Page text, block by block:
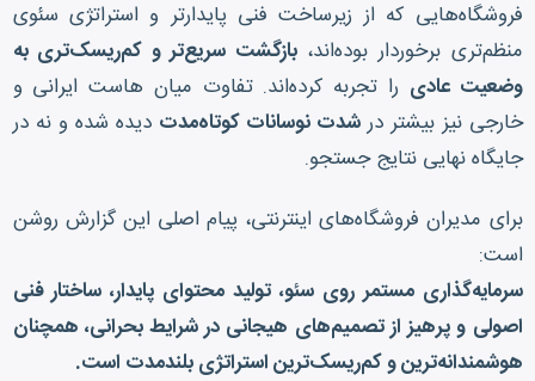
فروشگاه‌هایی که از زیرساخت فنی پایدارتر و استراتژی سئوی
منظم‌تری برخوردار بوده‌اند،بازگشت سریع‌تر و کم‌ریسک‌تری به
وضعیت عادی را تجربه کرده‌اند. تفاوت میان هاست ایرانی و
خارجی نیز بیشتر درشدت نوسانات کوتاه‌مدت دیده شده و نه در
جایگاه نهایی نتایج جستجو.
برای مدیران فروشگاه‌های اینترنتی، پیام اصلی این گزارش روشن
است:
سرمایه‌گذاری مستمر روی سئو، تولید محتوای پایدار، ساختار فنی
اصولی و پرهیز از تصمیم‌های هیجانی در شرایط بحرانی، همچنان
هوشمندانه‌ترین و کم‌ریسک‌ترین استراتژی بلندمدت است.